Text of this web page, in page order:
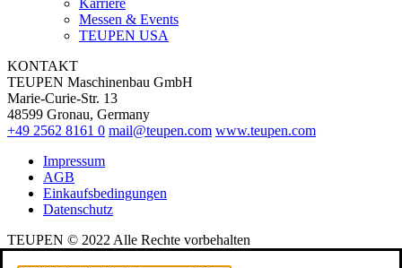
Messen & Events
TEUPEN USA
KONTAKT
TEUPEN Maschinenbau GmbH
Marie-Curie-Str. 13
48599 Gronau, Germany
+49 2562 8161 0 mail@teupen.com www.teupen.com
Impressum
AGB
Einkaufsbedingungen
Datenschutz
TEUPEN © 2022 Alle Rechte vorbehalten